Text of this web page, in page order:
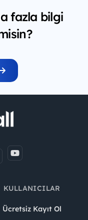
fazla bilgi
KULLANICILAR
Ücretsiz Kayıt Ol